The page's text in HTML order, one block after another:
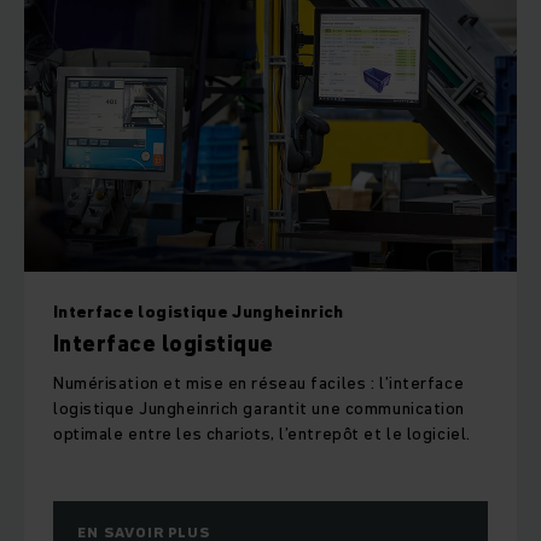
Interface logistique Jungheinrich
Interface logistique
Numérisation et mise en réseau faciles : l’interface
logistique Jungheinrich garantit une communication
optimale entre les chariots, l’entrepôt et le logiciel.
EN SAVOIR PLUS